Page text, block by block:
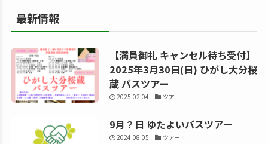
最新情報
【満員御礼 キャンセル待ち受付】
2025年3月30日(日) ひがし大分桜
蔵 バスツアー
2025.02.04 ツアー
9月？日 ゆたよいバスツアー
2024.08.05 ツアー